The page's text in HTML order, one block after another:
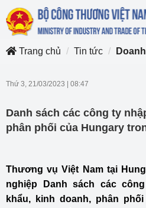
Trang chủ
Tin tức
Thứ 3, 21/03/2023 08:47
Danh sách các công ty
phân phối của Hungary
Thương vụ Việt Nam tại
nghiệp Danh sách các
khẩu, kinh doanh, phân